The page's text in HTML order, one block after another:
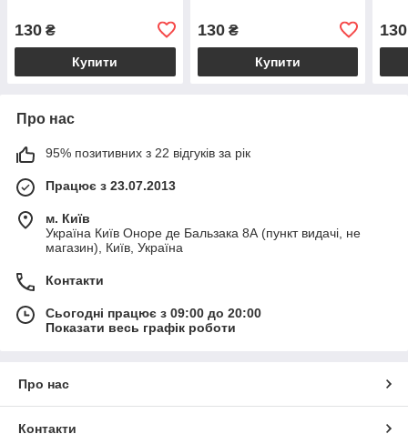
130 ₴
Купити
130₴
Купити
130
Про нас
95% позитивних з 22 відгуків за рік
Працює з 23.07.2013
м. Київ
Україна Київ Оноре де Бальзака 8А (пункт видачі, не
магазин), Київ, Україна
Контакти
Сьогодні працює з 09:00 до 20:00
Показати весь графік роботи
Про нас
Контакти